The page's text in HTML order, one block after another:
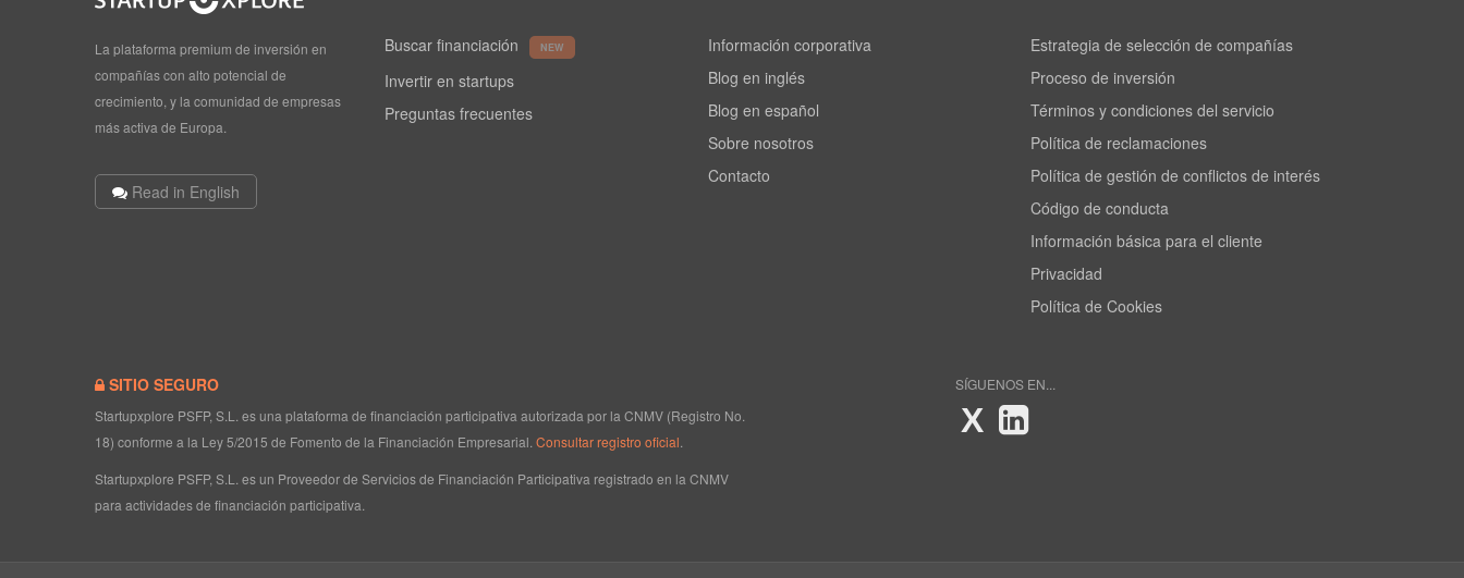
La plataforma premium de inversión en
compañías con alto potencial de
crecimiento, y la comunidad de empresas
más activa de Europa.
Read in English
Buscar financiación NEW
Invertir en startups
Preguntas frecuentes
Información corporativa
Blog en inglés
Blog en español
Sobre nosotros
Contacto
Estrategia de selección de compañías
Proceso de inversión
Términos y condiciones del servicio
Política de reclamaciones
Política de gestión de conflictos de interés
Código de conducta
Información básica para el cliente
Privacidad
Política de Cookies
SITIO SEGURO
Startupxplore PSFP, S.L. es una plataforma de financiación participativa autorizada por la CNMV (Registro No.
18) conforme a la Ley 5/2015 de Fomento de la Financiación Empresarial. Consultar registro oficial
Startupxplore PSFP, S.L. es un Proveedor de Servicios de Financiación Participativa registrado en la CNMV
para actividades de financiación participativa.
SÍGUENOS EN...
X